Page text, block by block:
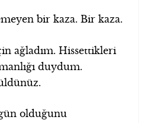
bir kaza. Bir kaza.
ağladım. Hissettikleri
duydum.
olduğunu